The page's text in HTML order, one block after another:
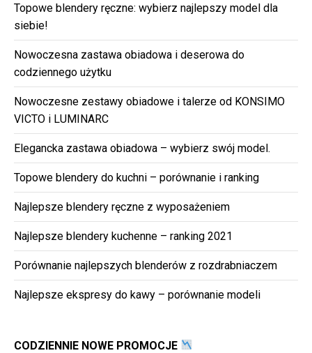
Topowe blendery ręczne: wybierz najlepszy model dla
siebie!
Nowoczesna zastawa obiadowa i deserowa do
codziennego użytku
Nowoczesne zestawy obiadowe i talerze od KONSIMO
VICTO i LUMINARC
Elegancka zastawa obiadowa – wybierz swój model.
Topowe blendery do kuchni – porównanie i ranking
Najlepsze blendery ręczne z wyposażeniem
Najlepsze blendery kuchenne – ranking 2021
Porównanie najlepszych blenderów z rozdrabniaczem
Najlepsze ekspresy do kawy – porównanie modeli
CODZIENNIE NOWE PROMOCJE